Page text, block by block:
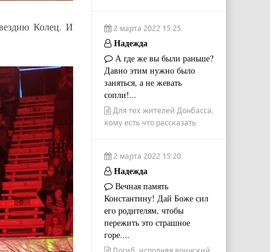
Колец. И
2 марта 2022 15:25
Надежда
А где же вы были раньше?
Давно этим нужно было
заняться, а не жевать
сопли!...
Для тех жителей Донбасса,
кому есть что рассказать
2 марта 2022 15:20
Надежда
Вечная память
Константину! Дай Боже сил
его родителям, чтобы
пережить это страшное
горе....
Погиб, исполняя воинский